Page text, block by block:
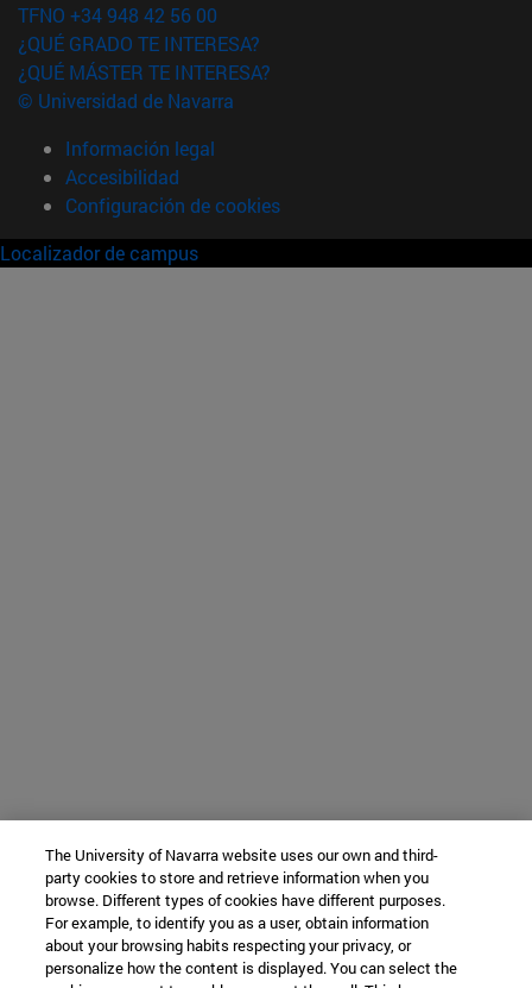
TFNO +34 948 42 56 00
¿QUÉ GRADO TE INTERESA?
¿QUÉ MÁSTER TE INTERESA?
© Universidad de Navarra
Información legal
Accesibilidad
Configuración de cookies
Localizador de campus
The University of Navarra website uses our own and third-
party cookies to store and retrieve information when you
browse. Different types of cookies have different purposes.
For example, to identify you as a user, obtain information
about your browsing habits respecting your privacy, or
personalize how the content is displayed. You can select the